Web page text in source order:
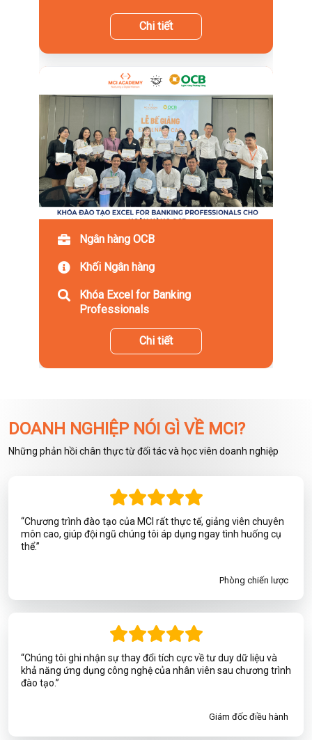
Chi tiết
Ngân hàng OCB
Khối Ngân hàng
Khóa Excel for Banking
Professionals
Chi tiết
DOANH NGHIỆP NÓI GÌ VỀ MCI?
Những phản hồi chân thực từ đối tác và học viên doanh nghiệp
“Chương trình đào tạo của MCI rất thực tế, giảng viên chuyên
môn cao, giúp đội ngũ chúng tôi áp dụng ngay tình huống cụ
thể.”
Phòng chiến lược
“Chúng tôi ghi nhận sự thay đổi tích cực về tư duy dữ liệu và
khả năng ứng dụng công nghệ của nhân viên sau chương trình
đào tạo.”
Giám đốc điều hành